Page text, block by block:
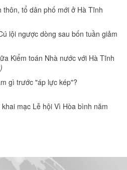
tổ dân phố mới ở Hà Tĩnh
lội ngược dòng sau bốn tuần giảm
Kiểm toán Nhà nước với Hà Tĩnh
gì trước "áp lực kép"?
mạc Lễ hội Vì Hòa bình năm